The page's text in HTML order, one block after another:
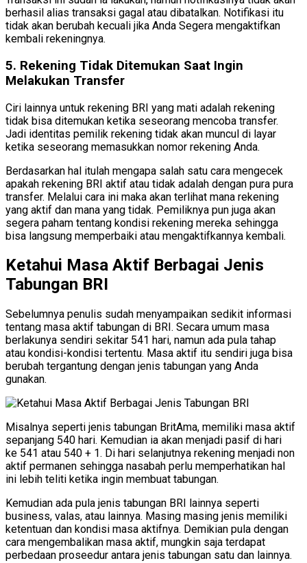
berhasil alias transaksi gagal atau dibatalkan. Notifikasi itu
tidak akan berubah kecuali jika Anda Segera mengaktifkan
kembali rekeningnya.
5. Rekening Tidak Ditemukan Saat Ingin
Melakukan Transfer
Ciri lainnya untuk rekening BRI yang mati adalah rekening
tidak bisa ditemukan ketika seseorang mencoba transfer.
Jadi identitas pemilik rekening tidak akan muncul di layar
ketika seseorang memasukkan nomor rekening Anda.
Berdasarkan hal itulah mengapa salah satu cara mengecek
apakah rekening BRI aktif atau tidak adalah dengan pura pura
transfer. Melalui cara ini maka akan terlihat mana rekening
yang aktif dan mana yang tidak. Pemiliknya pun juga akan
segera paham tentang kondisi rekening mereka sehingga
bisa langsung memperbaiki atau mengaktifkannya kembali.
Ketahui Masa Aktif Berbagai Jenis
Tabungan BRI
Sebelumnya penulis sudah menyampaikan sedikit informasi
tentang masa aktif tabungan di BRI. Secara umum masa
berlakunya sendiri sekitar 541 hari, namun ada pula tahap
atau kondisi-kondisi tertentu. Masa aktif itu sendiri juga bisa
berubah tergantung dengan jenis tabungan yang Anda
gunakan.
Misalnya seperti jenis tabungan BritAma, memiliki masa aktif
sepanjang 540 hari. Kemudian ia akan menjadi pasif di hari
ke 541 atau 540 + 1. Di hari selanjutnya rekening menjadi non
aktif permanen sehingga nasabah perlu memperhatikan hal
ini lebih teliti ketika ingin membuat tabungan.
Kemudian ada pula jenis tabungan BRI lainnya seperti
business, valas, atau lainnya. Masing masing jenis memiliki
ketentuan dan kondisi masa aktifnya. Demikian pula dengan
cara mengembalikan masa aktif, mungkin saja terdapat
perbedaan proseedur antara jenis tabungan satu dan lainnya.